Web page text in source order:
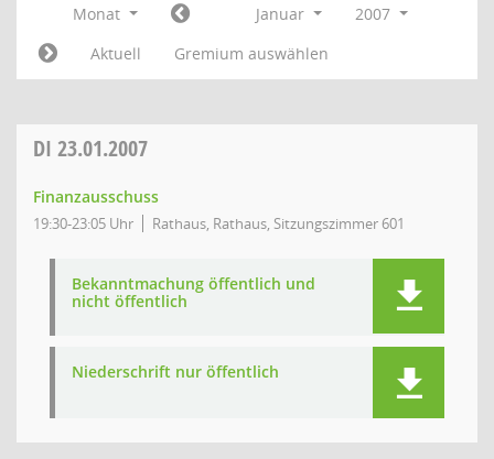
Monat Januar
2007
Aktuell
Gremium auswählen
DI 23.01.2007
Finanzausschuss
19:30-23:05 Uhr Rathaus, Rathaus, Sitzungszimmer 601
Bekanntmachung öffentlich und
nicht öffentlich
Niederschrift nur öffentlich